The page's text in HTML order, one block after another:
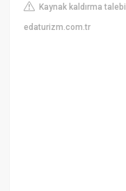
Kaynak kaldırma talebi
edaturizm.com.tr